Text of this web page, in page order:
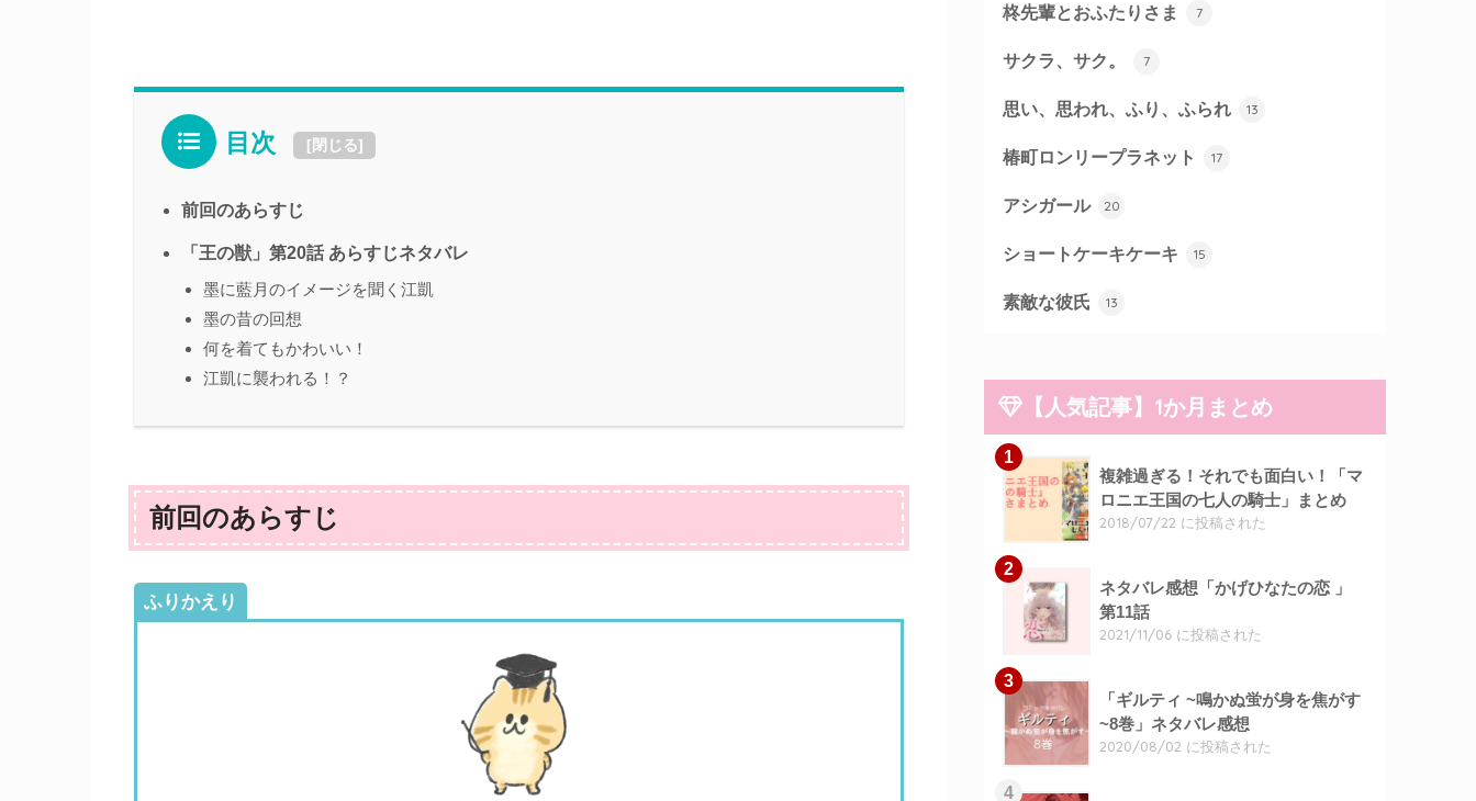
目次 [閉じる]
前回のあらすじ
「王の獣」第20話 あらすじネタバレ
墨に藍月のイメージを聞く江凱
墨の昔の回想
何を着てもかわいい！
江凱に襲われる！？
前回のあらすじ
ふりかえり
柊先輩とおふたりさま 7
サクラ、サク。 7
思い、思われ、ふり、ふられ 13
椿町ロンリープラネット 17
アシガール 20
ショートケーキケーキ 15
素敵な彼氏 13
【人気記事】1か月まとめ
複雑過ぎる！それでも面白い！「マ
ロニエ王国の七人の騎士」まとめ
2018/07/22 に投稿された
ネタバレ感想「かげひなたの恋 」
第11話
2021/11/06 に投稿された
「ギルティ ~鳴かぬ蛍が身を焦がす
~8巻」ネタバレ感想
2020/08/02 に投稿された